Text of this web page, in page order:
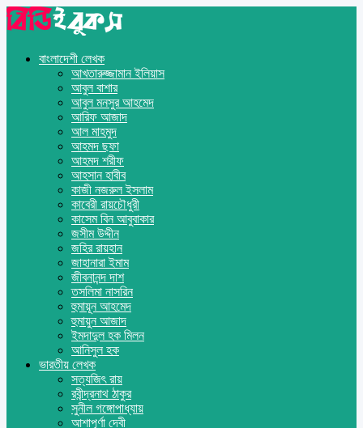
বাংলাদেশী লেখক
আখতারুজ্জামান ইলিয়াস
আবুল বাশার
আবুল মনসুর আহমেদ
আরিফ আজাদ
আল মাহমুদ
আহমদ ছফা
আহমদ শরীফ
আহসান হাবীব
কাজী নজরুল ইসলাম
কাবেরী রায়চৌধুরী
কাসেম বিন আবুবাকার
জসীম উদ্দীন
জহির রায়হান
জাহানারা ইমাম
জীবনানন্দ দাশ
তসলিমা নাসরিন
হুমায়ূন আহমেদ
হুমায়ুন আজাদ
ইমদাদুল হক মিলন
আনিসুল হক
ভারতীয় লেখক
সত্যজিৎ রায়
রবীন্দ্রনাথ ঠাকুর
সুনীল গঙ্গোপাধ্যায়
আশাপূর্ণা দেবী